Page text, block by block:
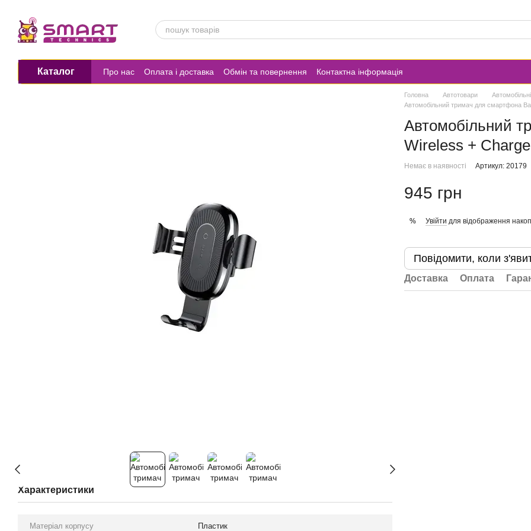
Каталог Про нас Оплата і доставка Обмін та повернення Контактна інформація
Характеристики
Матеріал корпусу Пластик
Головна Автотовари
Автомобільний тримач для смартфона
Автомобільний
Wireless +
Немає в наявності Артикул: 20179
945 грн
% Увійти для відображення
Повідомити, коли
Доставка Оплата